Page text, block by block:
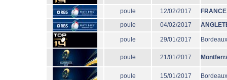
poule 12/02/2017
FRANCE
poule
04/02/2017
poule 29/01/2017
poule 21/01/2017
poule 15/01/2017